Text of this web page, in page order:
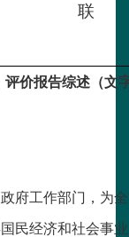
联
评价报告综述（文
府工作部门，为
民经济和社会事